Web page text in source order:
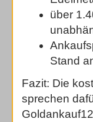
über
Stand
Fazit: Die
sprechen